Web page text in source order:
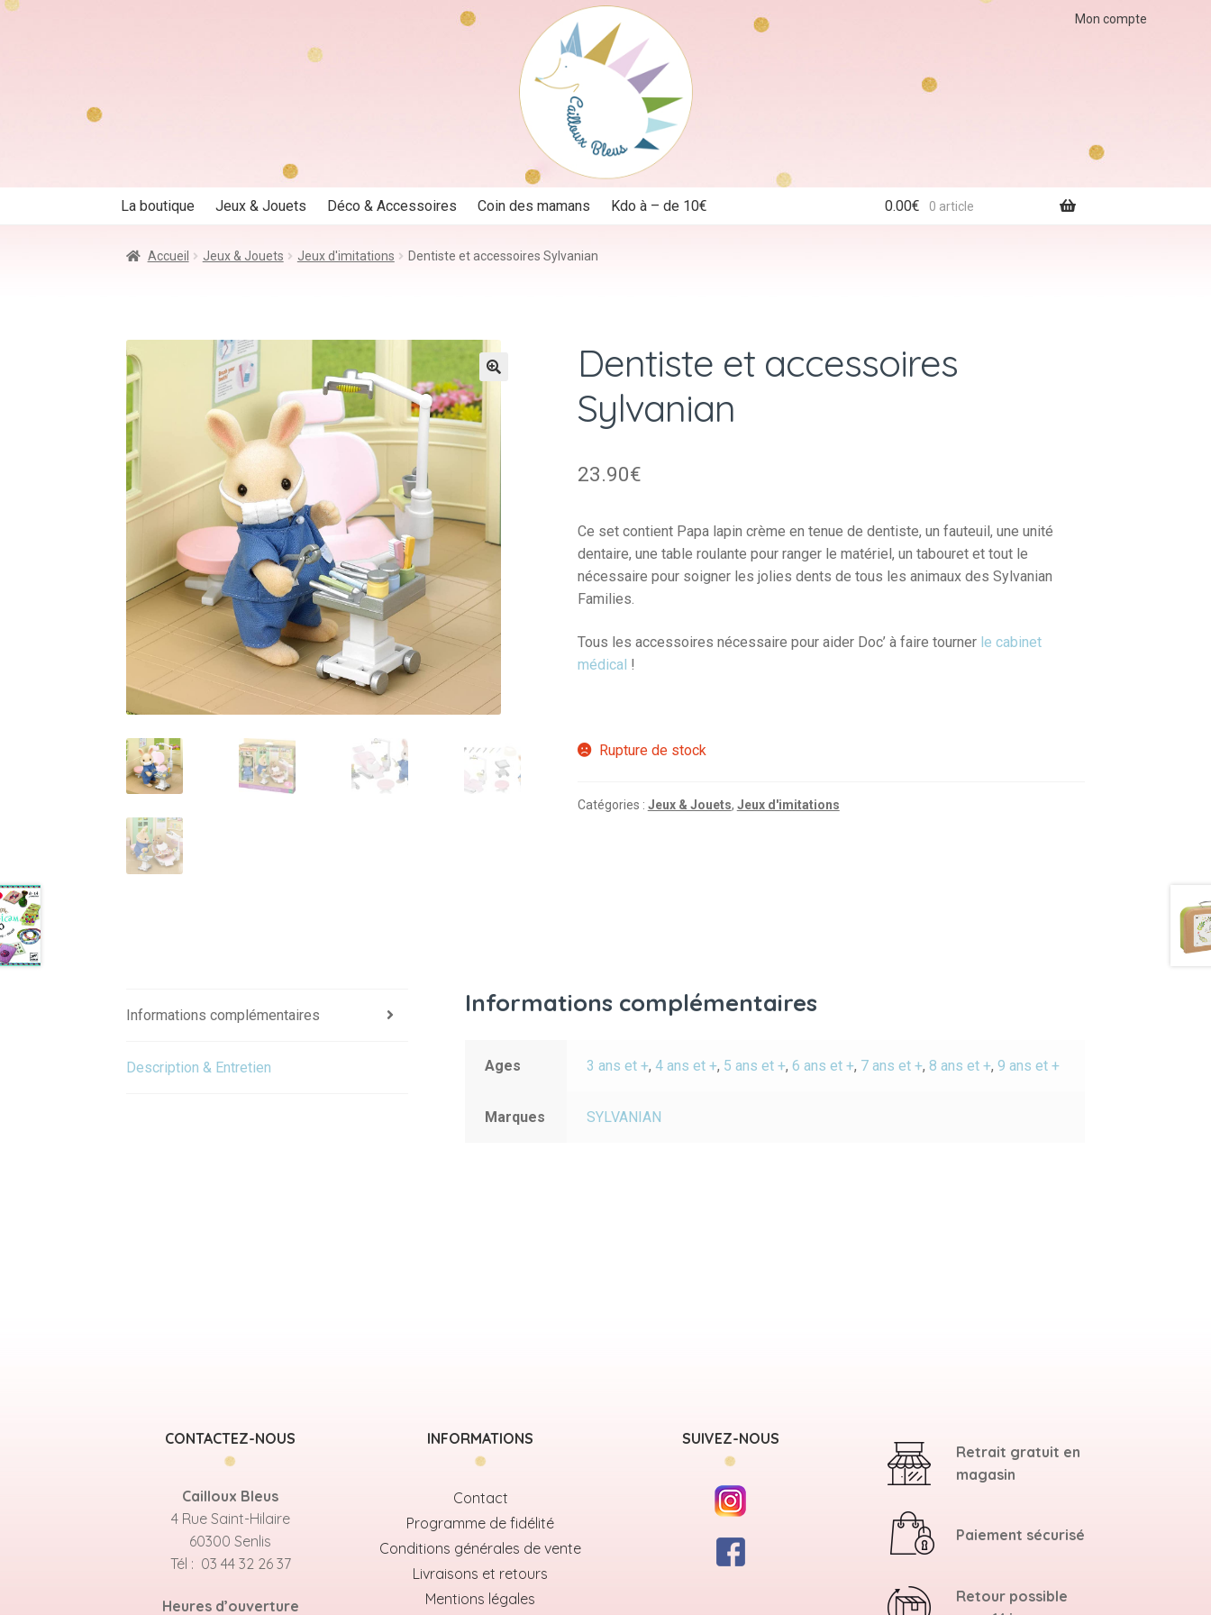
Mon compte
La boutique Jeux & Jouets Déco & Accessoires Coin des mamans Kdo à – de 10€ 0.00€ 0 article
Accueil Jeux & Jouets Jeux d'imitations Dentiste et accessoires Sylvanian
Dentiste et accessoires
Sylvanian
23.90€
Ce set contient Papa lapin crème en tenue de dentiste, un fauteuil, une unité
dentaire, une table roulante pour ranger le matériel, un tabouret et tout le
nécessaire pour soigner les jolies dents de tous les animaux des Sylvanian
Families.
Tous les accessoires nécessaire pour aider Doc’ à faire tourner le cabinet
médical !
Rupture de stock
Catégories : Jeux & Jouets, Jeux d'imitations
Informations complémentaires
Description & Entretien
Informations complémentaires
Ages 3 ans et +,4 ans et +, 5 ans et +,6 ans et +, 7 ans et +,8 ans et +,9 ans et +
Marques SYLVANIAN
CONTACTEZ-NOUS
Cailloux Bleus
4 Rue Saint-Hilaire
60300 Senlis
Tél : 03 44 32 26 37
Heures d’ouverture
INFORMATIONS
Contact
Programme de fidélité
Conditions générales de vente
Livraisons et retours
Mentions légales
SUIVEZ-NOUS
Retrait gratuit en
magasin
Paiement sécurisé
Retour possible